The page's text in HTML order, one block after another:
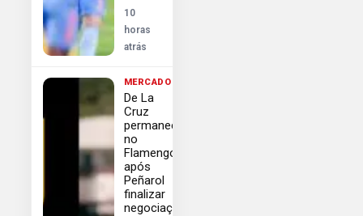
10
horas
atrás
MERCADO
De La
Cruz
permanece
no
Flamengo
após
Peñarol
finalizar
negociações